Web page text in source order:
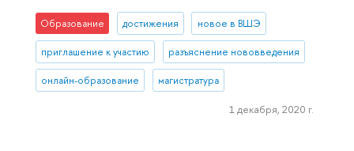
Образование достижения новое в ВШЭ
приглашение к участию разъяснение нововведения
онлайн-образование магистратура
1 декабря, 2020 г.